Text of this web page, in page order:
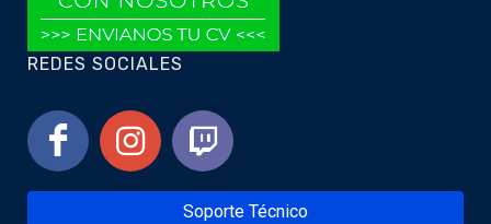
REDES SOCIALES
Soporte Técnico